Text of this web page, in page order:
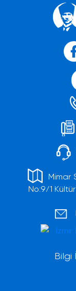
Mimar
No:9/1
Bilgi